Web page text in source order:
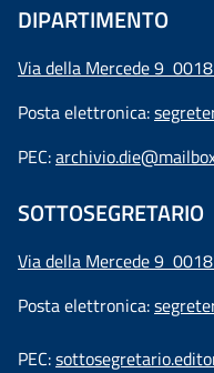
DIPARTIMENTO
Via della Mercede 9
Posta elettronica:
PEC:
SOTTOSEGRETARIO
Via della Mercede 9
Posta elettronica:
PEC: